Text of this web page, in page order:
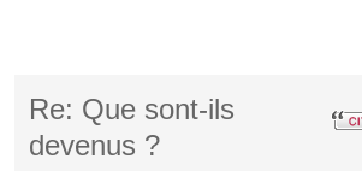
Re: Que sont-ils
devenus ?